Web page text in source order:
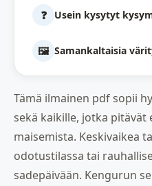
❓ Usein kysytyt
🖼️ Samankaltaisia
Tämä ilmainen pdf sopii
sekä kaikille, jotka pitävät
maisemista. Keskivaikea
odotustilassa tai
sadepäivään. Kengurun